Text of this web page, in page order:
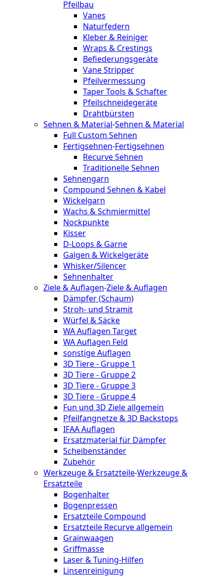
Pfeilbau
Vanes
Naturfedern
Kleber & Reiniger
Wraps & Crestings
Befiederungsgeräte
Vane Stripper
Pfeilvermessung
Taper Tools & Schafter
Pfeilschneidegeräte
Drahtbürsten
Sehnen & Material-Sehnen & Material
Full Custom Sehnen
Fertigsehnen-Fertigsehnen
Recurve Sehnen
Traditionelle Sehnen
Sehnengarn
Compound Sehnen & Kabel
Wickelgarn
Wachs & Schmiermittel
Nockpunkte
Kisser
D-Loops & Garne
Galgen & Wickelgeräte
Whisker/Silencer
Sehnenhalter
Ziele & Auflagen-Ziele & Auflagen
Dämpfer (Schaum)
Stroh- und Stramit
Würfel & Säcke
WA Auflagen Target
WA Auflagen Feld
sonstige Auflagen
3D Tiere - Gruppe 1
3D Tiere - Gruppe 2
3D Tiere - Gruppe 3
3D Tiere - Gruppe 4
Fun und 3D Ziele allgemein
Pfeilfangnetze & 3D Backstops
IFAA Auflagen
Ersatzmaterial für Dämpfer
Scheibenständer
Zubehör
Werkzeuge & Ersatzteile-Werkzeuge &
Ersatzteile
Bogenhalter
Bogenpressen
Ersatzteile Compound
Ersatzteile Recurve allgemein
Grainwaagen
Griffmasse
Laser & Tuning-Hilfen
Linsenreinigung